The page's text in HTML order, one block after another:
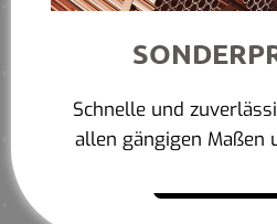
Schnelle und
allen gängigen Maßen